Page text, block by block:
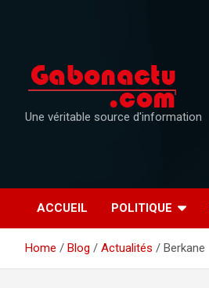
Une véritable source d'information
ACCUEIL POLITIQUE
Home Blog Actualités Berkane